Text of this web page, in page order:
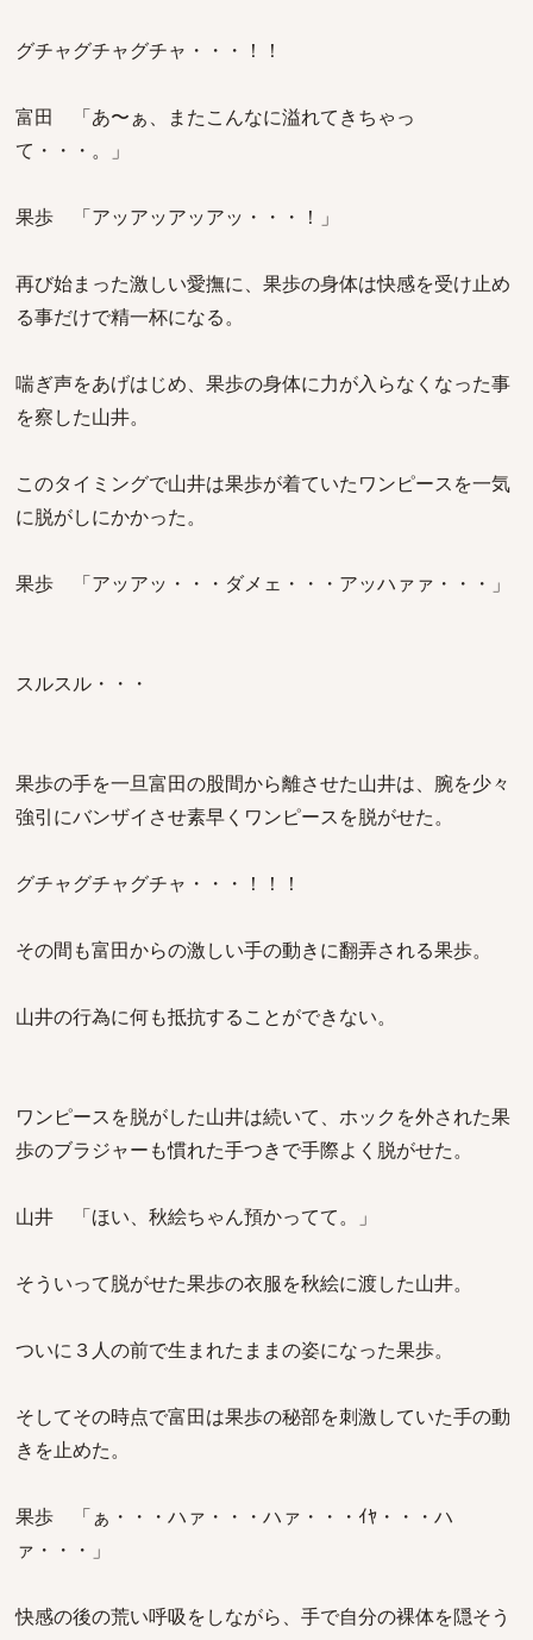
グチャグチャグチャ・・・！！
富田 「あ〜ぁ、またこんなに溢れてきちゃっ
て・・・。」
果歩 「アッアッアッアッ・・・！」
再び始まった激しい愛撫に、果歩の身体は快感を受け止め
る事だけで精一杯になる。
喘ぎ声をあげはじめ、果歩の身体に力が入らなくなった事
を察した山井。
このタイミングで山井は果歩が着ていたワンピースを一気
に脱がしにかかった。
果歩 「アッアッ・・・ダメェ・・・アッハァァ・・・」
スルスル・・・
果歩の手を一旦富田の股間から離させた山井は、腕を少々
強引にバンザイさせ素早くワンピースを脱がせた。
グチャグチャグチャ・・・！！！
その間も富田からの激しい手の動きに翻弄される果歩。
山井の行為に何も抵抗することができない。
ワンピースを脱がした山井は続いて、ホックを外された果
歩のブラジャーも慣れた手つきで手際よく脱がせた。
山井 「ほい、秋絵ちゃん預かってて。」
そういって脱がせた果歩の衣服を秋絵に渡した山井。
ついに３人の前で生まれたままの姿になった果歩。
そしてその時点で富田は果歩の秘部を刺激していた手の動
きを止めた。
果歩 「ぁ・・・ハァ・・・ハァ・・・ｲﾔ・・・ハ
ァ・・・」
快感の後の荒い呼吸をしながら、手で自分の裸体を隠そう